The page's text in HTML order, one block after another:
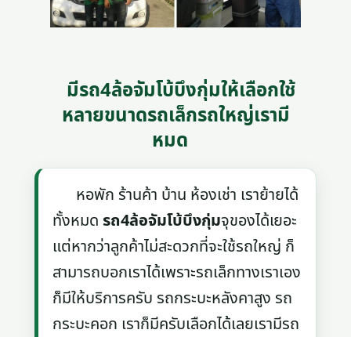
มีรถ4ล้อจัมโบ้บึงกุ่มให้เลือกใช้
หลายขนาดรถเล็กรถใหญ่เรามี
หมด
หอพัก ร้านค้า บ้าน ห้องเช่า เราย้ายได้
ทั้งหมดรถ4ล้อจัมโบ้บึงกุ่มจุของได้เยอะ
แต่หากว่าลูกค้าไม่สะดวกที่จะใช้รถใหญ่ ก็
สามารถบอกเราได้เพราะรถเล็กทางเราเอง
ก็มีให้บริการครับ รถกระบะหลังคาสูง รถ
กระบะคอก เราก็มีครับเลือกได้เลยเรามีรถ